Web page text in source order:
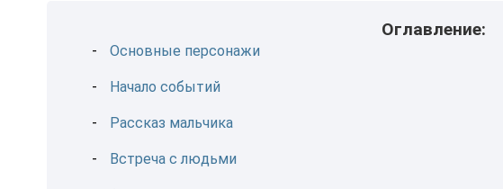
Оглавление:
Основные персонажи
Начало событий
Рассказ мальчика
Встреча с людьми